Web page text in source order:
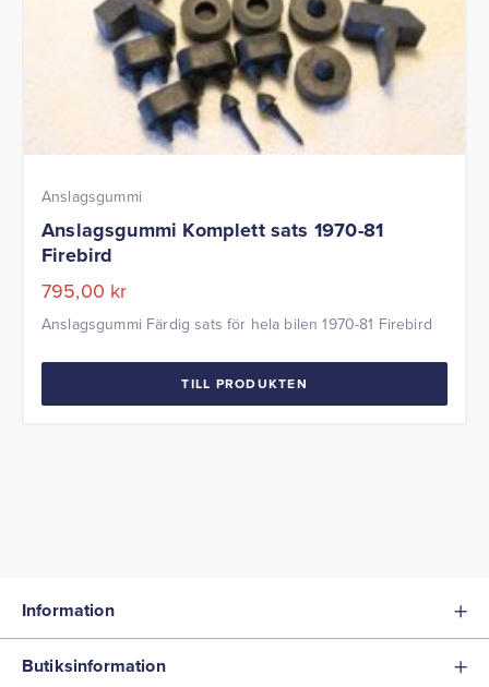
Anslagsgummi
Anslagsgummi Komplett sats 1970-81
Firebird
795,00 kr
Anslagsgummi Färdig sats för hela bilen 1970-81 Firebird
TILL PRODUKTEN
Information
Butiksinformation